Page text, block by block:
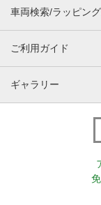
車両検索/ラッピン
ご利用ガイド
ギャラリー